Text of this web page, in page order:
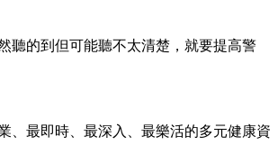
聽的到但可能聽不太清楚，就要提高警
、最即時、最深入、最樂活的多元健康資